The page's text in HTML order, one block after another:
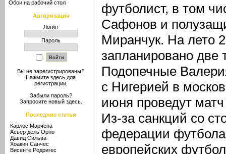
Обои на рабочий стол
Авторизация
Логин
Пароль
Вы не зарегистрированы?
Нажмите здесь для
регистрации.
Забыли пароль?
Запросите новый здесь.
Последние статьи
Карлос Марчена
Асьер дель Орно
Давид Сильва
Хоакин Санчес
Висенте Родригес
футболист, в том
Сафонов и
Миранчук. На лето
запланировано две
Подопечные
с Нигерией в
июня проведут
Из-за санкций со
федерации
европейских